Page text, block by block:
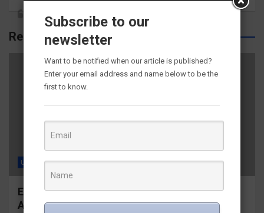
Related Posts
UNCATEGORIZED
Exploring the Benefits of Casino Online Non
AAMS Options
Subscribe to our
newsletter
Want to be notified when our article is published?
Enter your email address and name below to be the
first to know.